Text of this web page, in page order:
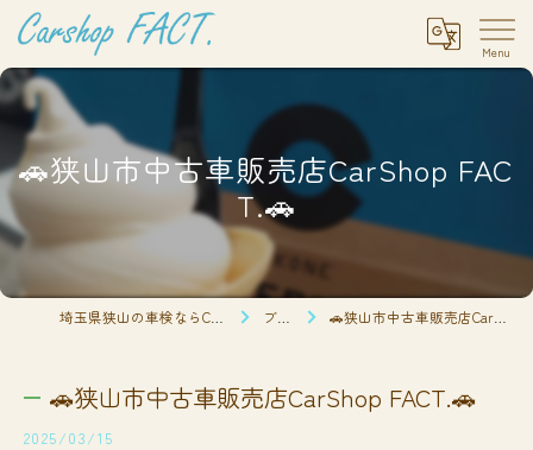
🚗狭山市中古車販売店CarShop FAC
T.🚗
ブログ 🚗狭山市中古車販売店CarShop FACT.🚗
🚗狭山市中古車販売店CarShop FACT.🚗
2025/03/15